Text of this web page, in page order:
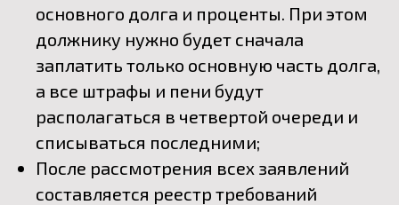
основного долга и проценты. При этом
должнику нужно будет сначала
заплатить только основную часть долга,
а все штрафы и пени будут
располагаться в четвертой очереди и
списываться последними;
После рассмотрения всех заявлений
составляется реестр требований